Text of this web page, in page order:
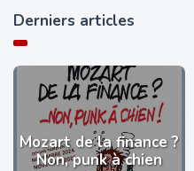
Derniers articles
Mozart de la finance ?
Non, punk à chien